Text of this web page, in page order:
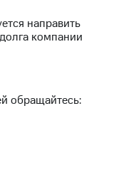
направить
компании
обращайтесь: